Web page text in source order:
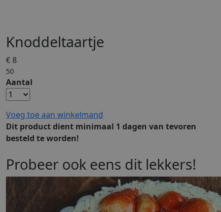
Knoddeltaartje
€ 8
50
Aantal
Voeg toe aan winkelmand
Dit product dient minimaal 1 dagen van tevoren
besteld te worden!
Probeer ook eens dit lekkers!